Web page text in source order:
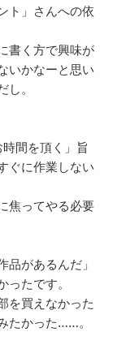
ト」さんへの依
書く方で興味が
いかなーと思い
。
間を頂く」旨
ぐに作業しない
焦ってやる必要
があるんだ」
たです。
を買えなかった
たかった……。